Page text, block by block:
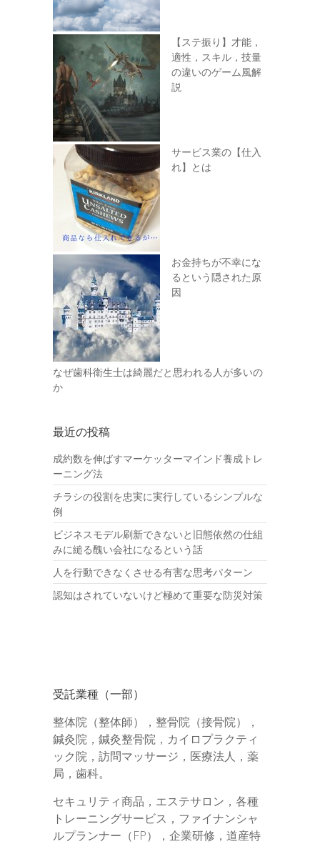
【ステ振り】才能，
適性，スキル，技量
の違いのゲーム風解
説
サービス業の【仕入
れ】とは
お金持ちが不幸にな
るという隠された原
因
なぜ歯科衛生士は綺麗だと思われる人が多いの
か
最近の投稿
成約数を伸ばすマーケッターマインド養成トレ
ーニング法
チラシの役割を忠実に実行しているシンプルな
例
ビジネスモデル刷新できないと旧態依然の仕組
みに縋る醜い会社になるという話
人を行動できなくさせる有害な思考パターン
認知はされていないけど極めて重要な防災対策
受託業種（一部）
整体院（整体師），整骨院（接骨院），
鍼灸院，鍼灸整骨院，カイロプラクティ
ック院，訪問マッサージ，医療法人，薬
局，歯科。
セキュリティ商品，エステサロン，各種
トレーニングサービス，ファイナンシャ
ルプランナー（FP），企業研修，道産特